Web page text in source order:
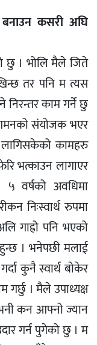
कसरी अघि
छु । भोलि मैले जिते
तर पनि म त्यस
निरन्तर काम गर्ने छु
संयोजक भएर
कामहरु
भत्काउन लागाएर
वर्षको अवधिमा
निःस्वार्थ रुपमा
गाह्रो पनि भएको
। भनेपछी मलाई
कुनै स्वार्थ बोकेर
गर्छु । मैले उपाध्यक्ष
कन आफ्नो ज्यान
गर्न पुगेको छु । म